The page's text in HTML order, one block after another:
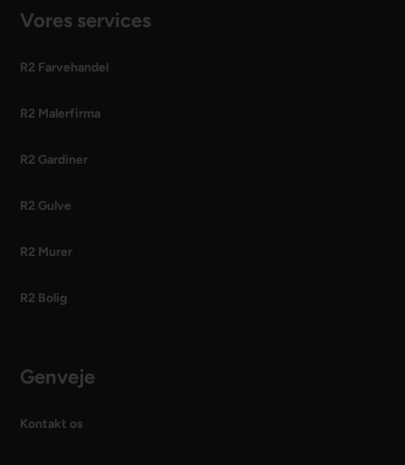
Vores services
R2 Farvehandel
R2 Malerfirma
R2 Gardiner
R2 Gulve
R2 Murer
R2 Bolig
Genveje
Kontakt os